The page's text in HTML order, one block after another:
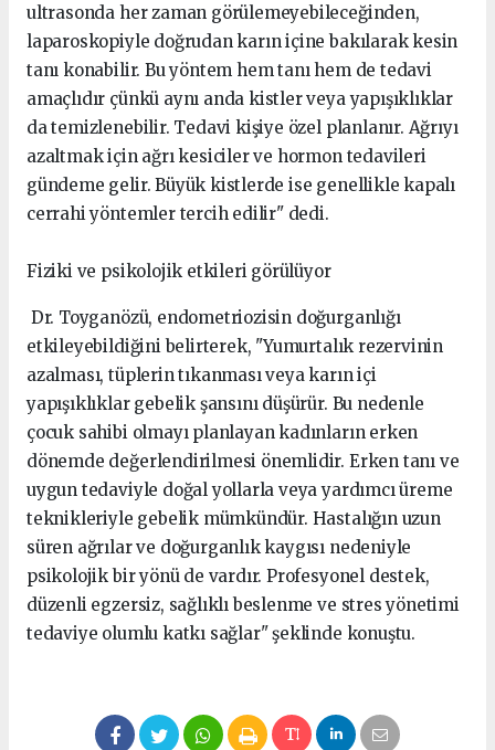
ultrasonda her zaman görülemeyebileceğinden,
laparoskopiyle doğrudan karın içine bakılarak kesin
tanı konabilir. Bu yöntem hem tanı hem de tedavi
amaçlıdır çünkü aynı anda kistler veya yapışıklıklar
da temizlenebilir. Tedavi kişiye özel planlanır. Ağrıyı
azaltmak için ağrı kesiciler ve hormon tedavileri
gündeme gelir. Büyük kistlerde ise genellikle kapalı
cerrahi yöntemler tercih edilir" dedi.
Fiziki ve psikolojik etkileri görülüyor
Dr. Toyganözü, endometriozisin doğurganlığı
etkileyebildiğini belirterek, "Yumurtalık rezervinin
azalması, tüplerin tıkanması veya karın içi
yapışıklıklar gebelik şansını düşürür. Bu nedenle
çocuk sahibi olmayı planlayan kadınların erken
dönemde değerlendirilmesi önemlidir. Erken tanı ve
uygun tedaviyle doğal yollarla veya yardımcı üreme
teknikleriyle gebelik mümkündür. Hastalığın uzun
süren ağrılar ve doğurganlık kaygısı nedeniyle
psikolojik bir yönü de vardır. Profesyonel destek,
düzenli egzersiz, sağlıklı beslenme ve stres yönetimi
tedaviye olumlu katkı sağlar" şeklinde konuştu.